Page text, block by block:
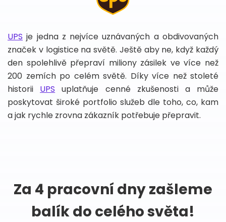
UPS je jedna z nejvíce uznávaných a obdivovaných
značek v logistice na světě. Ještě aby ne, když každý
den spolehlivě přepraví miliony zásilek ve více než
200 zemích po celém světě. Díky více než stoleté
historii UPS uplatňuje cenné zkušenosti a může
poskytovat široké portfolio služeb dle toho, co, kam
a jak rychle zrovna zákazník potřebuje přepravit.
Za 4 pracovní dny zašleme
balík do celého světa!